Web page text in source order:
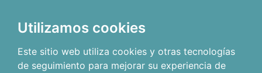
Utilizamos cookies
Este sitio web utiliza cookies y otras tecnologías
de seguimiento para mejorar su experiencia de